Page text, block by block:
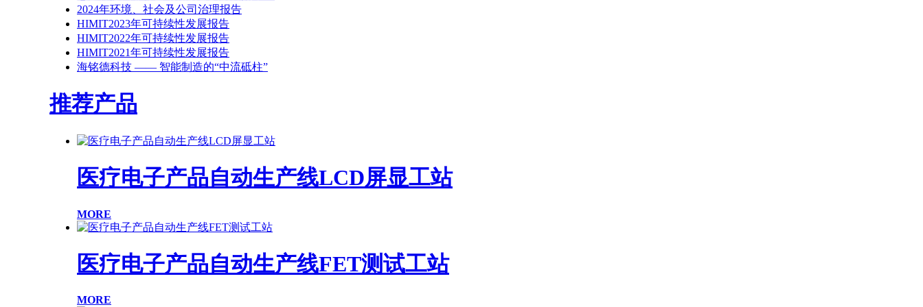
2024年环境、社会及公司治理报告
HIMIT2023年可持续性发展报告
HIMIT2022年可持续性发展报告
HIMIT2021年可持续性发展报告
海铭德科技 —— 智能制造的“中流砥柱”
推荐产品
医疗电子产品自动生产线LCD屏显工站
MORE
医疗电子产品自动生产线FET测试工站
MORE